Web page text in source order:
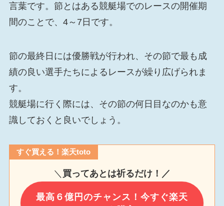
言葉です。節とはある競艇場でのレースの開催期
間のことで、4～7日です。
節の最終日には優勝戦が行われ、その節で最も成
績の良い選手たちによるレースが繰り広げられま
す。
競艇場に行く際には、その節の何日目なのかも意
識しておくと良いでしょう。
すぐ買える！楽天toto
＼ 買ってあとは祈るだけ！／
最高６億円のチャンス！今すぐ楽天